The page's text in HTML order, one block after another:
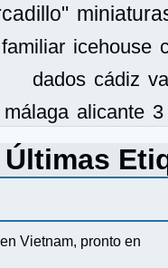
familiar icehouse
dados cádiz
málaga alicante
Últimas
Vietnam, pronto en